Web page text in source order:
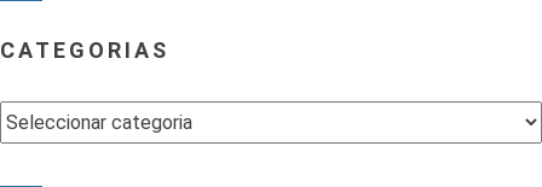
CATEGORIAS
Categorias